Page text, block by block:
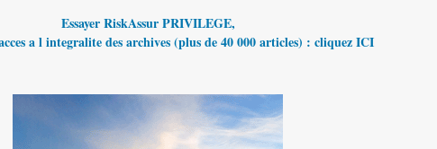
Essayer RiskAssur PRIVILEGE,
a l integralite des archives (plus de 40 000 articles) : cliquez ICI